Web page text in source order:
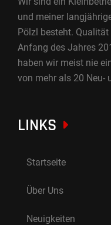
und meiner
Pölzl besteht.
Anfang des Jahres
haben wir meist nie
von mehr als 20 Neu-
LINKS
Startseite
Über Uns
Neuigkeiten